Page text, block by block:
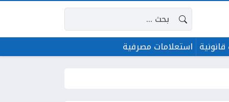
البحث عن:
استعلامات مصرفية